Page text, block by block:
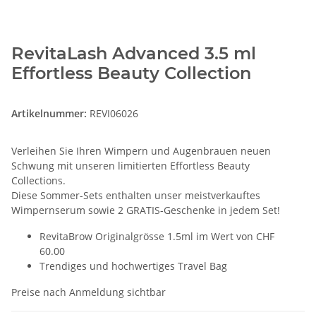
RevitaLash Advanced 3.5 ml
Effortless Beauty Collection
Artikelnummer: REVI06026
Verleihen Sie Ihren Wimpern und Augenbrauen neuen
Schwung mit unseren limitierten Effortless Beauty
Collections.
Diese Sommer-Sets enthalten unser meistverkauftes
Wimpernserum sowie 2 GRATIS-Geschenke in jedem Set!
RevitaBrow Originalgrösse 1.5ml im Wert von CHF
60.00
Trendiges und hochwertiges Travel Bag
Preise nach Anmeldung sichtbar